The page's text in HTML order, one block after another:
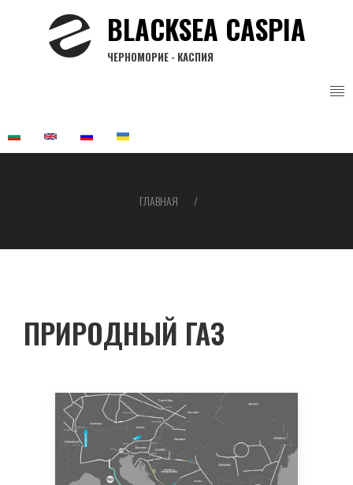
BLACKSEA CASPIA
ЧЕРНОМОРИЕ - КАСПИЯ
навигации
ГЛАВНАЯ
ПРИРОДНЫЙ ГАЗ